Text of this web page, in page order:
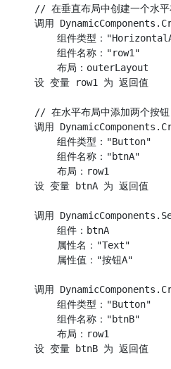
// 在垂直布局中创建一个水平
调用
组件类型：
    组件名称："row1"
    布局：outerLayout
设 变量 row1 为 返回值
// 在水平布局中添加两个按钮
调用
    组件类型："Button"
    组件名称："btnA"
    布局：row1
设 变量 btnA 为 返回值
调用
    组件：btnA
    属性名："Text"
    属性值："按钮A"
调用
    组件类型："Button"
    组件名称："btnB"
    布局：row1
设 变量 btnB 为 返回值